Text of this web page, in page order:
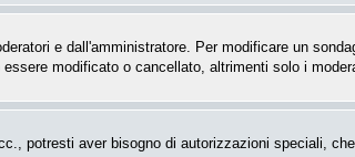
e dall'amministratore. Per modificare un
modificato o cancellato, altrimenti solo i
potresti aver bisogno di autorizzazioni speciali,